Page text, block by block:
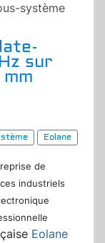
système
sur
Eolane
de
industriels
Eolane